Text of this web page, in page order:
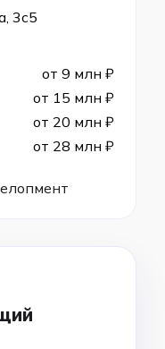
3с5
от 9 млн ₽
от 15 млн ₽
от 20 млн ₽
от 28 млн ₽